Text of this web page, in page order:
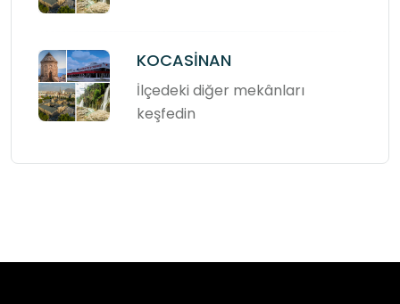
KOCASİNAN
İlçedeki diğer mekânları
keşfedin